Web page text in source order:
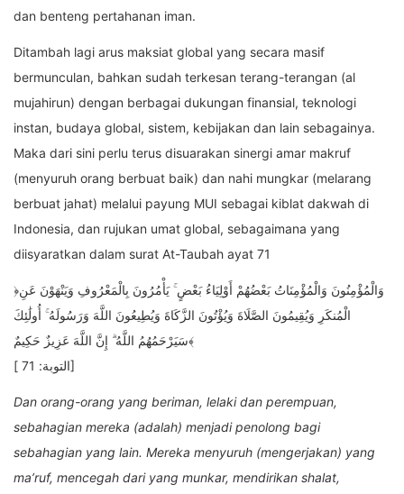
dan benteng pertahanan iman.
Ditambah lagi arus maksiat global yang secara masif
bermunculan, bahkan sudah terkesan terang-terangan (al
mujahirun) dengan berbagai dukungan finansial, teknologi
instan, budaya global, sistem, kebijakan dan lain sebagainya.
Maka dari sini perlu terus disuarakan sinergi amar makruf
(menyuruh orang berbuat baik) dan nahi mungkar (melarang
berbuat jahat) melalui payung MUI sebagai kiblat dakwah di
Indonesia, dan rujukan umat global, sebagaimana yang
diisyaratkan dalam surat At-Taubah ayat 71
﴿وَالْمُؤْمِنُونَ وَالْمُؤْمِنَاتُ بَعْضُهُمْ أَوْلِيَاءُ بَعْضٍ ۚ يَأْمُرُونَ بِالْمَعْرُوفِ وَيَنْهَوْنَ عَنِ
الْمُنكَرِ وَيُقِيمُونَ الصَّلَاةَ وَيُؤْتُونَ الزَّكَاةَ وَيُطِيعُونَ اللَّهَ وَرَسُولَهُ ۚ أُولَٰئِكَ
سَيَرْحَمُهُمُ اللَّهُ ۗ إِنَّ اللَّهَ عَزِيزٌ حَكِيمٌ﴾
[ التوبة: 71]
Dan orang-orang yang beriman, lelaki dan perempuan,
sebahagian mereka (adalah) menjadi penolong bagi
sebahagian yang lain. Mereka menyuruh (mengerjakan) yang
ma’ruf, mencegah dari yang munkar, mendirikan shalat,